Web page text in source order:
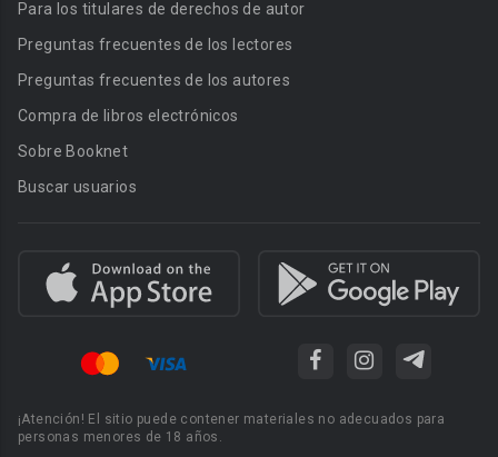
Para los titulares de derechos de autor
Preguntas frecuentes de los lectores
Preguntas frecuentes de los autores
Compra de libros electrónicos
Sobre Booknet
Buscar usuarios
¡Atención! El sitio puede contener materiales no adecuados para
personas menores de 18 años.